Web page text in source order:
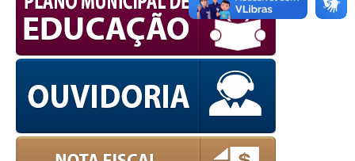
European Commission |
Cookies Policy